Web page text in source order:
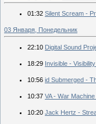
01:32 Silent Scream -
03 Января, Понедельник
22:10 Digital Sound
18:29 Invisible -
10:56 id Submerged -
10:37 VA - War Machine
10:20 Jack Hertz -